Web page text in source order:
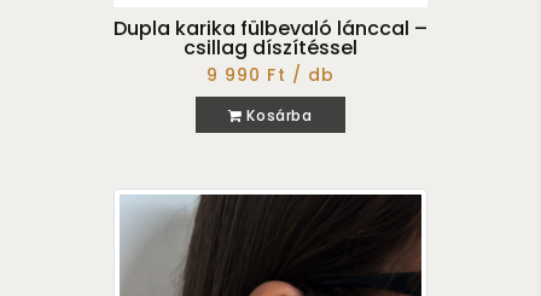
Dupla karika fülbevaló lánccal –
csillag díszítéssel
9 990 Ft / db
Kosárba